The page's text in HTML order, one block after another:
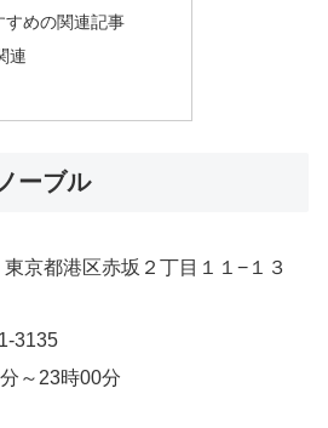
すめの関連記事
連
ーブル
京都港区赤坂２丁目１１−１３
3135
～23時00分